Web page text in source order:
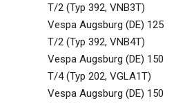
T/2 (Typ 392, VNB3T)
Vespa Augsburg (DE) 125
T/2 (Typ 392, VNB4T)
Vespa Augsburg (DE) 150
T/4 (Typ 202, VGLA1T)
Vespa Augsburg (DE) 150